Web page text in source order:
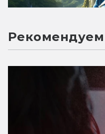
Рекомендуем